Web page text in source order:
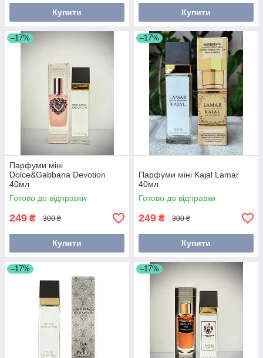
Купити Купити
–17%
Парфуми міні
Dolce&Gabbana Devotion
40мл
Готово до відправки
249 ₴ 300 ₴
Купити
–17%
Парфуми міні Kajal Lamar
40мл
Готово до відправки
249 ₴ 300 ₴
Купити
–17% –17%